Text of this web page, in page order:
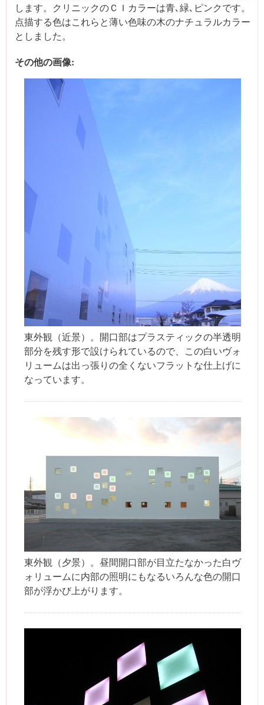
します。クリニックのＣＩカラーは青､緑､ピンクです。
点描する色はこれらと薄い色味の木のナチュラルカラー
としました。
その他の画像:
東外観（近景）。開口部はプラスティックの半透明
部分を残す形で設けられているので、この白いヴォ
リュームは出っ張りの全くないフラットな仕上げに
なっています。
東外観（夕景）。昼間開口部が目立たなかった白ヴ
ォリュームに内部の照明にもなるいろんな色の開口
部が浮かび上がります。